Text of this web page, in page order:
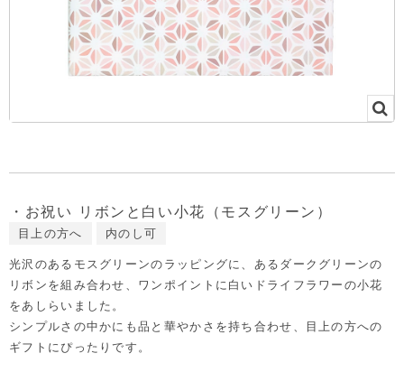
・お祝い リボンと白い小花（モスグリーン）
目上の方へ 内のし可
光沢のあるモスグリーンのラッピングに、あるダークグリーンの
リボンを組み合わせ、ワンポイントに白いドライフラワーの小花
をあしらいました。
シンプルさの中かにも品と華やかさを持ち合わせ、目上の方への
ギフトにぴったりです。